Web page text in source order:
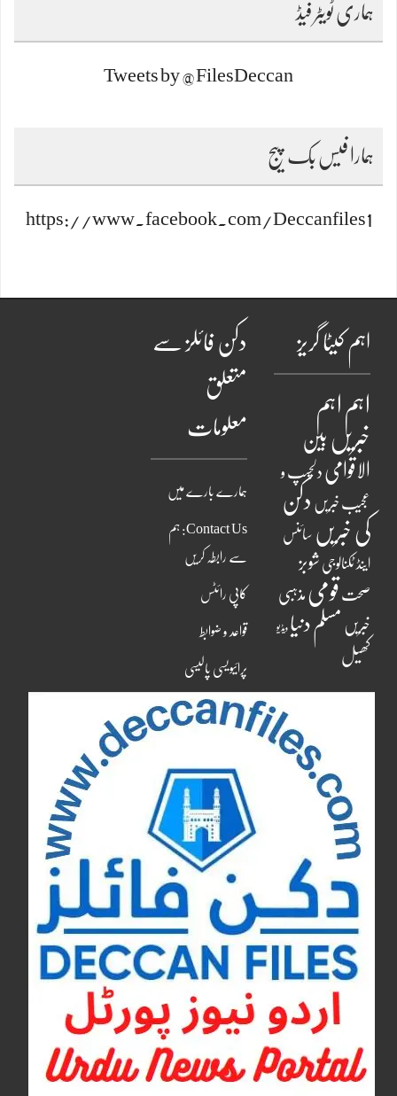
ہماری ٹویٹر فیڈ
Tweets by @FilesDeccan
ہمارا فیس بک پیج
https://www.facebook.com/Deccanfiles1
اہم کیٹا گریز
اہم اہم
خبریں بین
الاقوامی دلچسپ و
عجیب خبریں دکن
کی خبریں سائنس
اینڈ ٹکنالوجی شوبز
صحت قومی مذہبی
خبریں مسلم دنیا ویڈیو
کھیل
دکن فائلز سے
متعلق
معلومات
ہمارے بارے میں
Contact Us: ہم
سے رابطہ کریں
کاپی رائٹس
قواعد و ضوابط
پرائیویسی پالیسی